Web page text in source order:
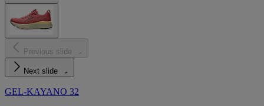
Previous slide
Next slide
GEL-KAYANO 32